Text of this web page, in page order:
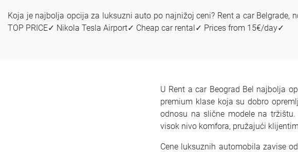
Koja je najbolja opcija za luksuzni auto po najnižoj ceni? Rent a car Belgrade,
TOP PRICE✓ Nikola Tesla Airport✓ Cheap car rental✓ Prices from 15€/day✓
U Rent a car Beograd Bel najbolja
premium klase koja su dobro
odnosu na slične modele na
visok nivo komfora, pružajući
Cene luksuznih automobila zavise